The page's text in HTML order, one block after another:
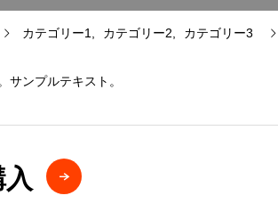
カテゴリー1 カテゴリー2 カテゴリー3
サンプルテキスト。